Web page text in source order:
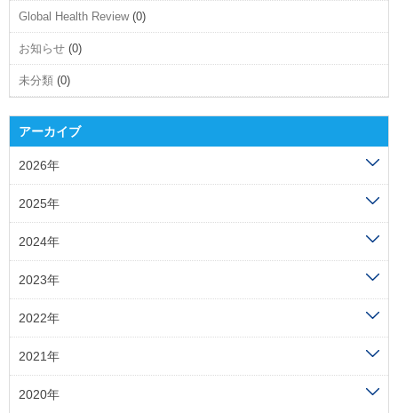
Global Health Review(0)
お知らせ (0)
未分類 (0)
アーカイブ
2026年
2025年
2024年
2023年
2022年
2021年
2020年